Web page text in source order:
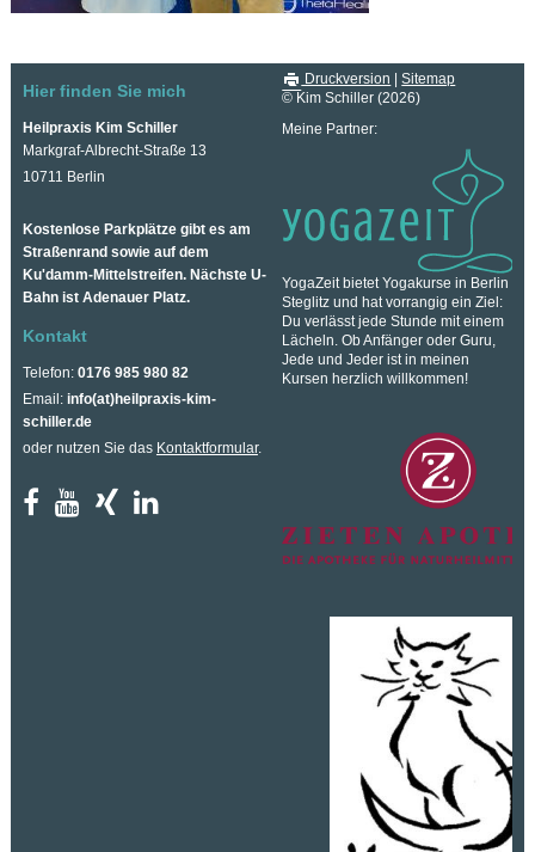
Hier finden Sie mich
Heilpraxis Kim Schiller
Markgraf-Albrecht-Straße 13
10711 Berlin
Kostenlose Parkplätze gibt es am
Straßenrand sowie auf dem
Ku'damm-Mittelstreifen. Nächste U-
Bahn ist Adenauer Platz.
Kontakt
Telefon: 0176 985 980 82
Email: info(at)heilpraxis-kim-
schiller.de
oder nutzen Sie das Kontaktformular.
Druckversion
Sitemap
© Kim Schiller (2026)
Meine Partner:
YogaZeit bietet Yogakurse in Berlin
Steglitz und hat vorrangig ein Ziel:
Du verlässt jede Stunde mit einem
Lächeln. Ob Anfänger oder Guru,
Jede und Jeder ist in meinen
Kursen herzlich willkommen!